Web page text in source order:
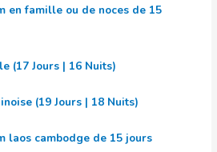
en famille ou de noces de 15
(17 Jours | 16 Nuits)
(19 Jours | 18 Nuits)
laos cambodge de 15 jours